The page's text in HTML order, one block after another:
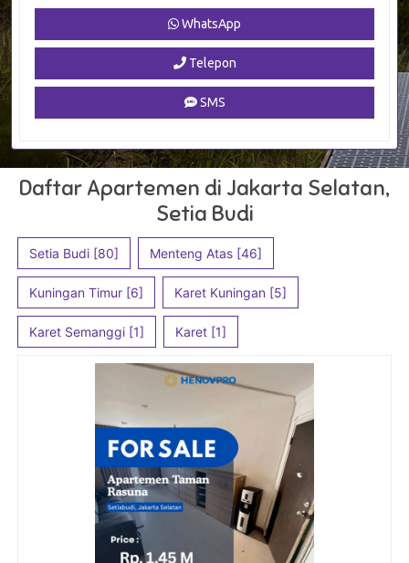
WhatsApp
Telepon
SMS
Daftar Apartemen di Jakarta Selatan,
Setia Budi
Setia Budi [80] Menteng Atas [46]
Kuningan Timur [6] Karet Kuningan [5]
Karet Semanggi [1] Karet [1]